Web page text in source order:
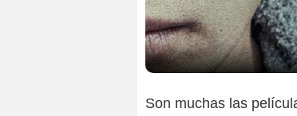
Son muchas las